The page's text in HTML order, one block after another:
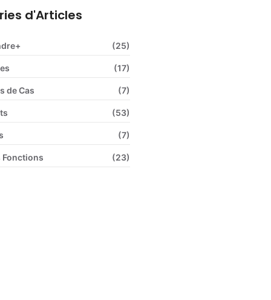
d'Articles
(25)
(17)
de Cas (7)
(53)
(7)
Fonctions (23)